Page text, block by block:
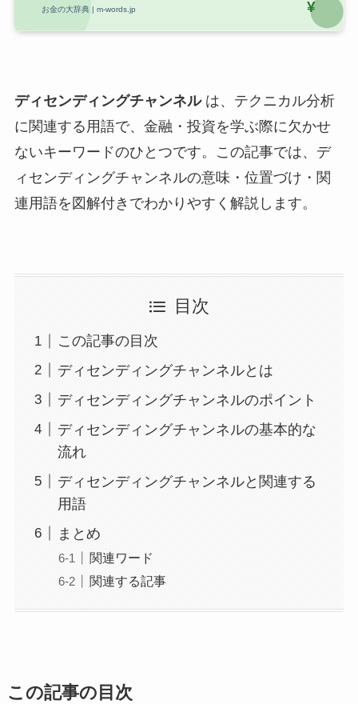
ディセンディングチャンネルは、テクニカル分析
に関連する用語で、金融・投資を学ぶ際に欠かせ
ないキーワードのひとつです。この記事では、デ
ィセンディングチャンネルの意味・位置づけ・関
連用語を図解付きでわかりやすく解説します。
目次
この記事の目次
ディセンディングチャンネルとは
ディセンディングチャンネルのポイント
ディセンディングチャンネルの基本的な
流れ
ディセンディングチャンネルと関連する
用語
まとめ
関連ワード
関連する記事
この記事の目次